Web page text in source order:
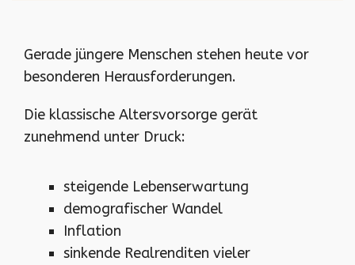
Gerade jüngere Menschen stehen heute vor
besonderen Herausforderungen.
Die klassische Altersvorsorge gerät
zunehmend unter Druck:
steigende Lebenserwartung
demografischer Wandel
Inflation
sinkende Realrenditen vieler